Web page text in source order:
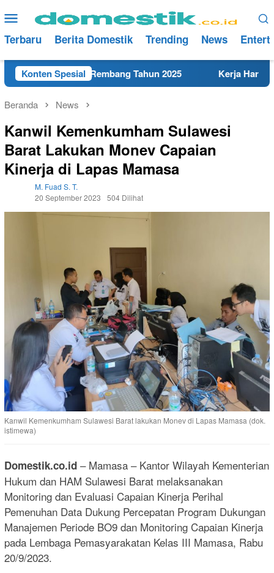
ke
konten
Menu
Mobile
Terbaru Berita Domestik Trending News
Konten Spesial
Terdekat di Rembang Tahun 2025 Kerja Hari Ini
Beranda News
Kanwil Kemenkumham Sulawesi
Barat Lakukan Monev Capaian
Kinerja di Lapas Mamasa
M. Fuad S. T.
20 September 2023
504 Dilihat
Kanwil Kemenkumham Sulawesi Barat lakukan Monev di Lapas Mamasa (dok.
istimewa)
Domestik.co.id – Mamasa – Kantor Wilayah Kementerian
Hukum dan HAM Sulawesi Barat melaksanakan
Monitoring dan Evaluasi Capaian Kinerja Perihal
Pemenuhan Data Dukung Percepatan Program Dukungan
Manajemen Periode BO9 dan Monitoring Capaian Kinerja
pada Lembaga Pemasyarakatan Kelas III Mamasa, Rabu
20/9/2023.